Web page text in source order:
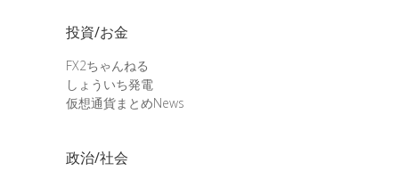
投資/お金
FX2ちゃんねる
しょういち発電
仮想通貨まとめNews
政治/社会